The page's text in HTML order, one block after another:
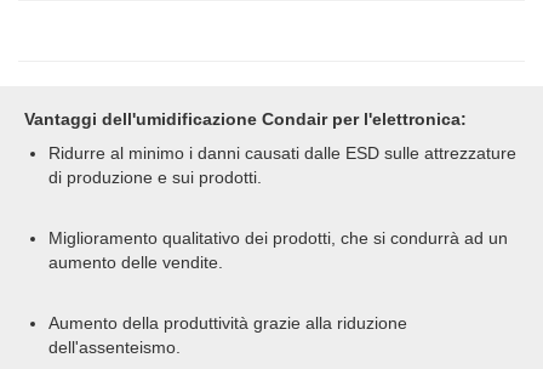
Vantaggi dell'umidificazione Condair per l'elettronica:
Ridurre al minimo i danni causati dalle ESD sulle attrezzature
di produzione e sui prodotti.
Miglioramento qualitativo dei prodotti, che si condurrà ad un
aumento delle vendite.
Aumento della produttività grazie alla riduzione
dell'assenteismo.